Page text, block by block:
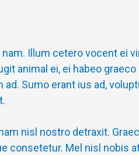
Illum cetero vocent ei
animal ei, ei habeo
ad. Sumo erant ius ad,
nisl nostro detraxit.
consetetur. Mel nisl nobis